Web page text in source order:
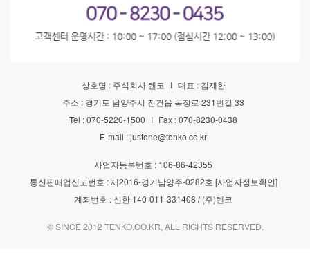
상호명 : 주식회사 텐코 I 대표 : 김재한
주소 : 경기도 남양주시 진건읍 독정로 231번길 33
Tel : 070-5220-1500 I Fax : 070-8230-0438
E-mail :justone@tenko.co.kr
사업자등록번호 : 106-86-42355
통신판매업신고번호 : 제2016-경기남양주-0282호 [사업자정보확인]
계좌번호 : 신한 140-011-331408 / (주)텐코
© SINCE 2012 TENKO.CO.KR, ALL RIGHTS RESERVED.